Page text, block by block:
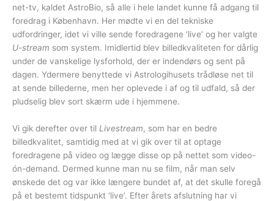
net-tv, kaldet AstroBio, så alle i hele landet kunne få adgang til
foredrag i København. Her mødte vi en del tekniske
udfordringer, idet vi ville sende foredragene ‘live’ og her valgte
U-stream som system. Imidlertid blev billedkvaliteten for dårlig
under de vanskelige lysforhold, der er indendørs og sent på
dagen. Ydermere benyttede vi Astrologihusets trådløse net til
at sende billederne, men her oplevede i af og til udfald, så der
pludselig blev sort skærm ude i hjemmene.
Vi gik derefter over til Livestream, som har en bedre
billedkvalitet, samtidig med at vi gik over til at optage
foredragene på video og lægge disse op på nettet som video-
ón-demand. Dermed kunne man nu se film, når man selv
ønskede det og var ikke længere bundet af, at det skulle foregå
på et bestemt tidspunkt ‘live’. Efter årets afslutning har vi